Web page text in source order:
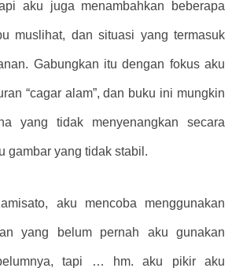
aku juga menambahkan beberapa
muslihat, dan situasi yang termasuk
Gabungkan itu dengan fokus aku
“cagar alam”, dan buku ini mungkin
yang tidak menyenangkan secara
gambar yang tidak stabil.
aku mencoba menggunakan
yang belum pernah aku gunakan
tapi … hm. aku pikir aku